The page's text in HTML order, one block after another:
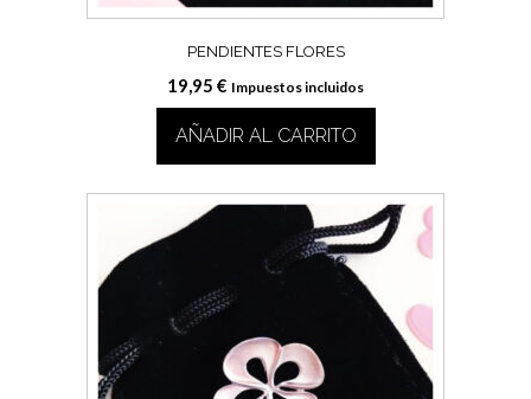
PENDIENTES FLORES
19,95 € Impuestos incluidos
AÑADIR AL CARRITO